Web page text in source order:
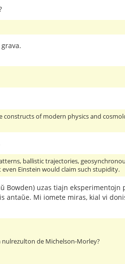
of modern physics and
ballistic trajectories,
even Einstein would claim such stupidity.
Bowden) uzas tiajn eksperimentojn
antaŭe. Mi iomete miras, kial vi
nulrezulton de Michelson-Morley?